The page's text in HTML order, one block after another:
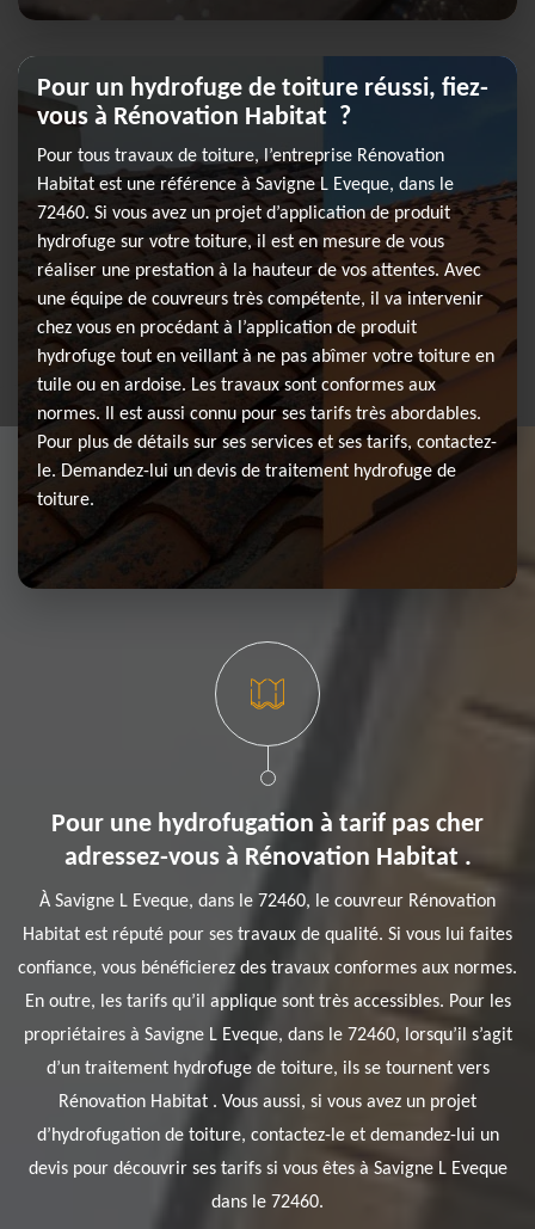
Pour un hydrofuge de toiture réussi, fiez-
vous à Rénovation Habitat ?
Pour tous travaux de toiture, l’entreprise Rénovation
Habitat est une référence à Savigne L Eveque, dans le
72460. Si vous avez un projet d’application de produit
hydrofuge sur votre toiture, il est en mesure de vous
réaliser une prestation à la hauteur de vos attentes. Avec
une équipe de couvreurs très compétente, il va intervenir
chez vous en procédant à l’application de produit
hydrofuge tout en veillant à ne pas abîmer votre toiture en
tuile ou en ardoise. Les travaux sont conformes aux
normes. Il est aussi connu pour ses tarifs très abordables.
Pour plus de détails sur ses services et ses tarifs, contactez-
le. Demandez-lui un devis de traitement hydrofuge de
toiture.
Pour une hydrofugation à tarif pas cher
adressez-vous à Rénovation Habitat .
À Savigne L Eveque, dans le 72460, le couvreur Rénovation
Habitat est réputé pour ses travaux de qualité. Si vous lui faites
confiance, vous bénéficierez des travaux conformes aux normes.
En outre, les tarifs qu’il applique sont très accessibles. Pour les
propriétaires à Savigne L Eveque, dans le 72460, lorsqu’il s’agit
d’un traitement hydrofuge de toiture, ils se tournent vers
Rénovation Habitat . Vous aussi, si vous avez un projet
d’hydrofugation de toiture, contactez-le et demandez-lui un
devis pour découvrir ses tarifs si vous êtes à Savigne L Eveque
dans le 72460.